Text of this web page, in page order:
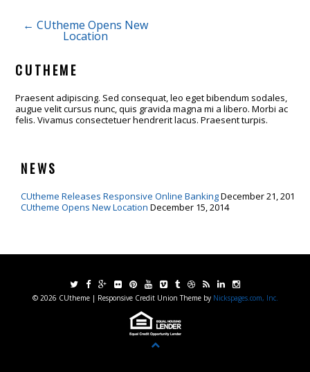
← CUtheme Opens New
Location
CUTHEME
Praesent adipiscing. Sed consequat, leo eget bibendum sodales,
augue velit cursus nunc, quis gravida magna mi a libero. Morbi ac
felis. Vivamus consectetuer hendrerit lacus. Praesent turpis.
NEWS
CUtheme Releases Responsive Online BankingDecember 21, 2014
CUtheme Opens New Location December 15, 2014
© 2026 CUtheme | Responsive Credit Union Theme byNickspages.com, Inc.